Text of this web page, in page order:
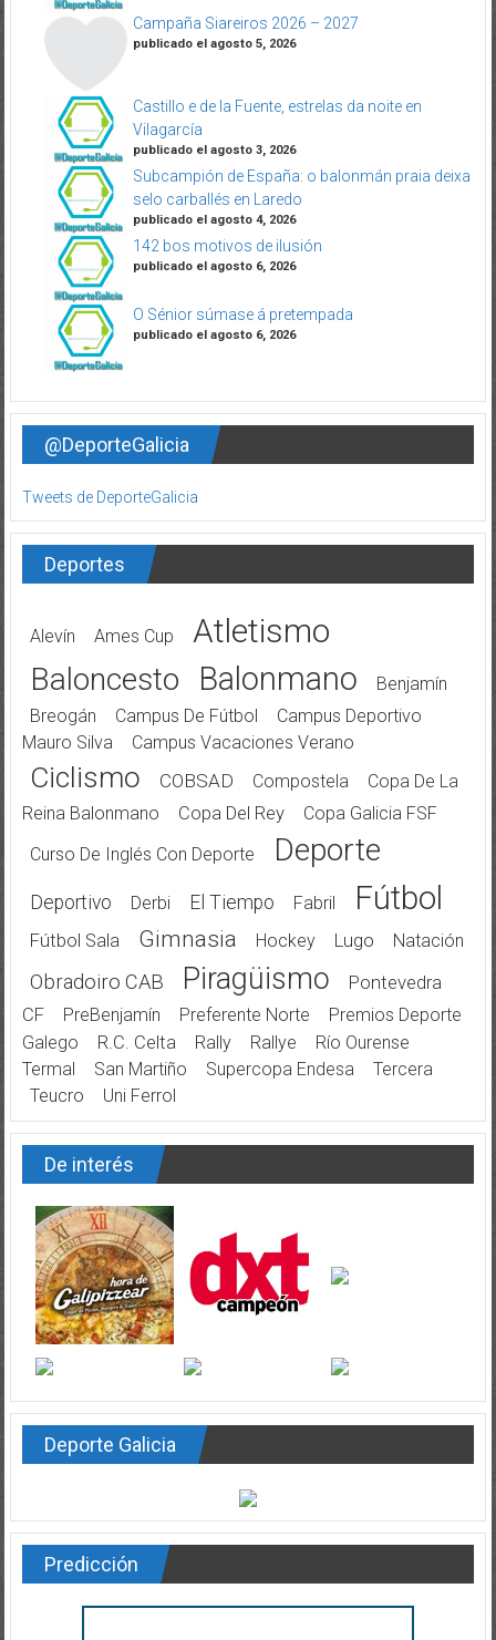
Campaña Siareiros 2026 – 2027
publicado el agosto 5, 2026
Castillo e de la Fuente, estrelas da noite en
Vilagarcía
publicado el agosto 3, 2026
Subcampión de España: o balonmán praia deixa
selo carballés en Laredo
publicado el agosto 4, 2026
142 bos motivos de ilusión
publicado el agosto 6, 2026
O Sénior súmase á pretempada
publicado el agosto 6, 2026
@DeporteGalicia
Tweets de DeporteGalicia
Deportes
Alevín Ames Cup Atletismo
Baloncesto Balonmano
Benjamín
Breogán
Campus De Fútbol
Campus Deportivo
Mauro Silva
Campus Vacaciones Verano
Ciclismo COBSAD Compostela
Copa De La
Reina Balonmano
Copa Del Rey
Copa Galicia FSF
Curso De Inglés Con Deporte
Deporte
Deportivo Derbi El Tiempo Fabril Fútbol
Fútbol Sala Gimnasia Hockey Lugo Natación
Obradoiro CAB Piragüismo
Pontevedra
CF
PreBenjamín Preferente Norte
Premios Deporte
Galego
R.C. Celta Rally Rallye
Río Ourense
Termal
San Martiño Supercopa Endesa
Tercera
Teucro
Uni Ferrol
De interés
Deporte Galicia
Predicción